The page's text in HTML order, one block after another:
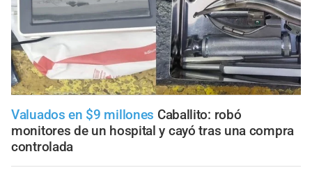
Valuados en $9 millones Caballito: robó
monitores de un hospital y cayó tras una compra
controlada